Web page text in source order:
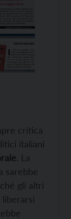
critica
italiani
. La
sarebbe
gli altri